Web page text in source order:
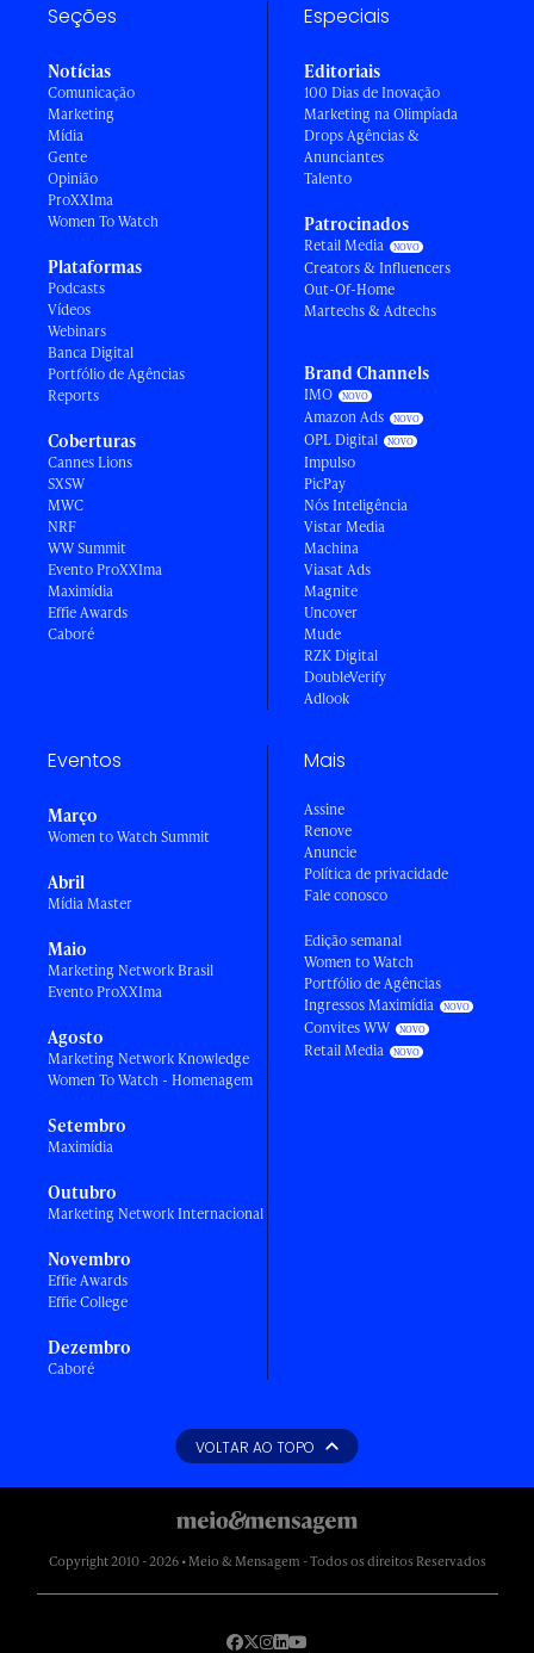
Seções
Notícias
Comunicação
Marketing
Mídia
Gente
Opinião
ProXXIma
Women To Watch
Plataformas
Podcasts
Vídeos
Webinars
Banca Digital
Portfólio de Agências
Reports
Coberturas
Cannes Lions
SXSW
MWC
NRF
WW Summit
Evento ProXXIma
Maximídia
Effie Awards
Caboré
Especiais
Editoriais
100 Dias de Inovação
Marketing na Olimpíada
Drops Agências &
Anunciantes
Talento
Patrocinados
Retail Media
Creators & Influencers
Out-Of-Home
Martechs & Adtechs
Brand Channels
IMO
Amazon Ads
OPL Digital
Impulso
PicPay
Nós Inteligência
Vistar Media
Machina
Viasat Ads
Magnite
Uncover
Mude
RZK Digital
DoubleVerify
Adlook
Eventos
Março
Women to Watch Summit
Abril
Mídia Master
Maio
Marketing Network Brasil
Evento ProXXIma
Agosto
Marketing Network Knowledge
Women To Watch - Homenagem
Setembro
Maximídia
Outubro
Marketing Network Internacional
Novembro
Effie Awards
Effie College
Dezembro
Caboré
Mais
Assine
Renove
Anuncie
Política de privacidade
Fale conosco
Edição semanal
Women to Watch
Portfólio de Agências
Ingressos Maximídia
Convites WW
Retail Media
VOLTAR AO TOPO
Copyright 2010 - 2026 • Meio & Mensagem - Todos os direitos Reservados